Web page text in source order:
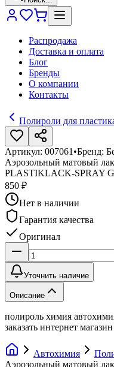
Распродажа
Доставка и оплата
Блог
Бренды
О компании
Контакты
Полироли для
Артикул: 007061 •Бренд:
Аэрозольный матовый
PLASTIKLACK-SPRAY
850 ₽
Нет в наличии
Гарантия качества
Оригинал
Уточнить наличие
Описание
полироль химия
заказать интернет
Автохимия
Аэрозольный матовый